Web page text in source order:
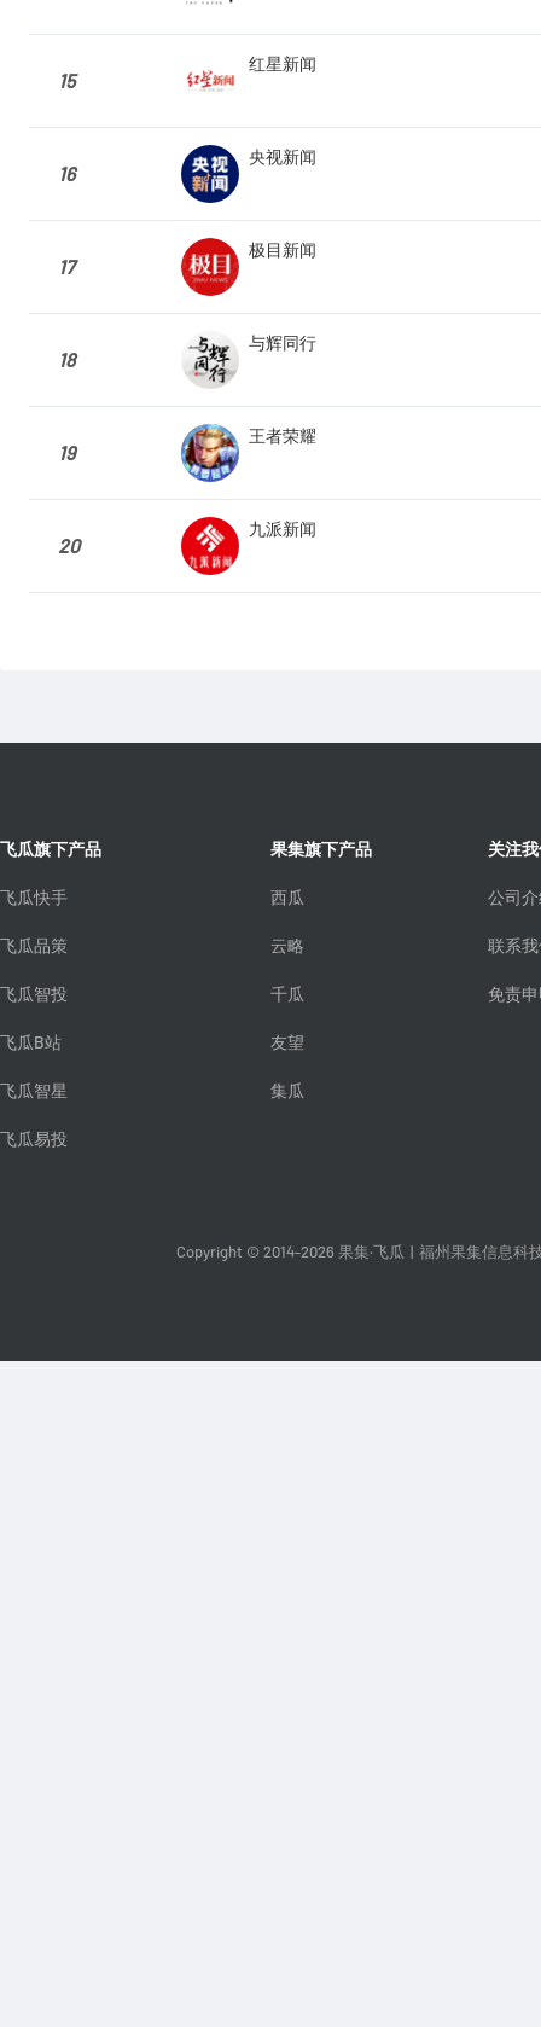
15
红星新闻
16
央视新闻
17
极目新闻
18
与辉同行
19
王者荣耀
20
九派新闻
飞瓜旗下产品
飞瓜快手
飞瓜品策
飞瓜智投
飞瓜B站
飞瓜智星
飞瓜易投
果集旗下产品
西瓜
云略
千瓜
友望
集瓜
关注
公司
联系
免责
Copyright © 2014-2026 果集·飞瓜 福州果集信息科